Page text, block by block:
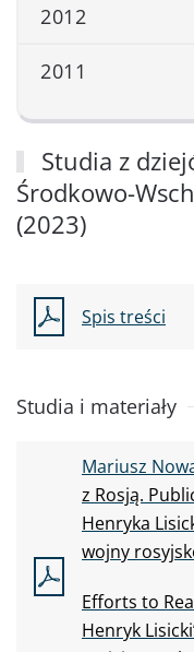
2012
2011
Studia z
Środkowo-
(2023)
Spis treści
Studia i materiały
Mariusz
z Rosją.
Henryka
wojny
Efforts to
Henryk